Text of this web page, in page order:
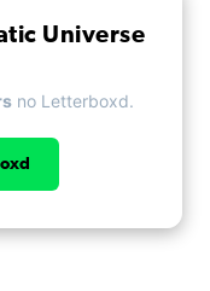
Universe
no Letterboxd.